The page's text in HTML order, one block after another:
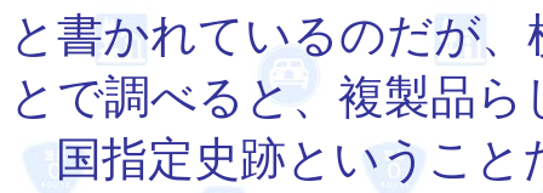
と書かれているのだが
とで調べると、複製品ら
国指定史跡ということ